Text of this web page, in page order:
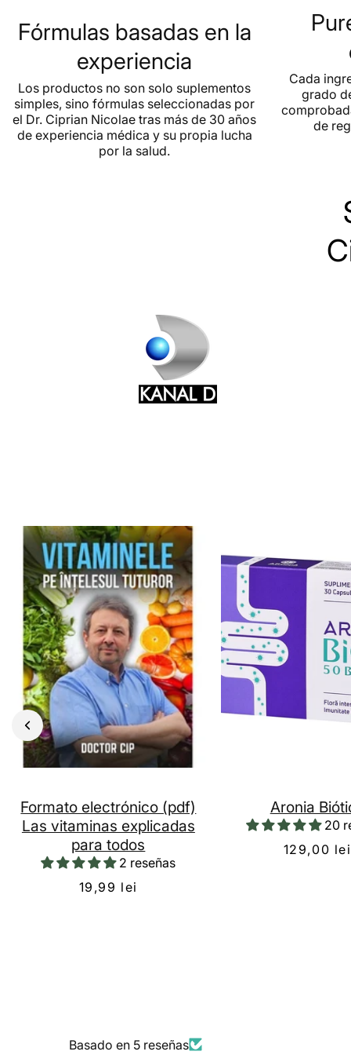
Fórmulas basadas en la
experiencia
Los productos no son solo suplementos
simples, sino fórmulas seleccionadas por
el Dr. Ciprian Nicolae tras más de 30 años
de experiencia médica y su propia lucha
por la salud.
Cada
grado
de
Formato electrónico (pdf)
Las vitaminas explicadas
para todos
2 reseñas
19,99 lei
Aronia
20
129,00 lei
Basado en 5 reseñas